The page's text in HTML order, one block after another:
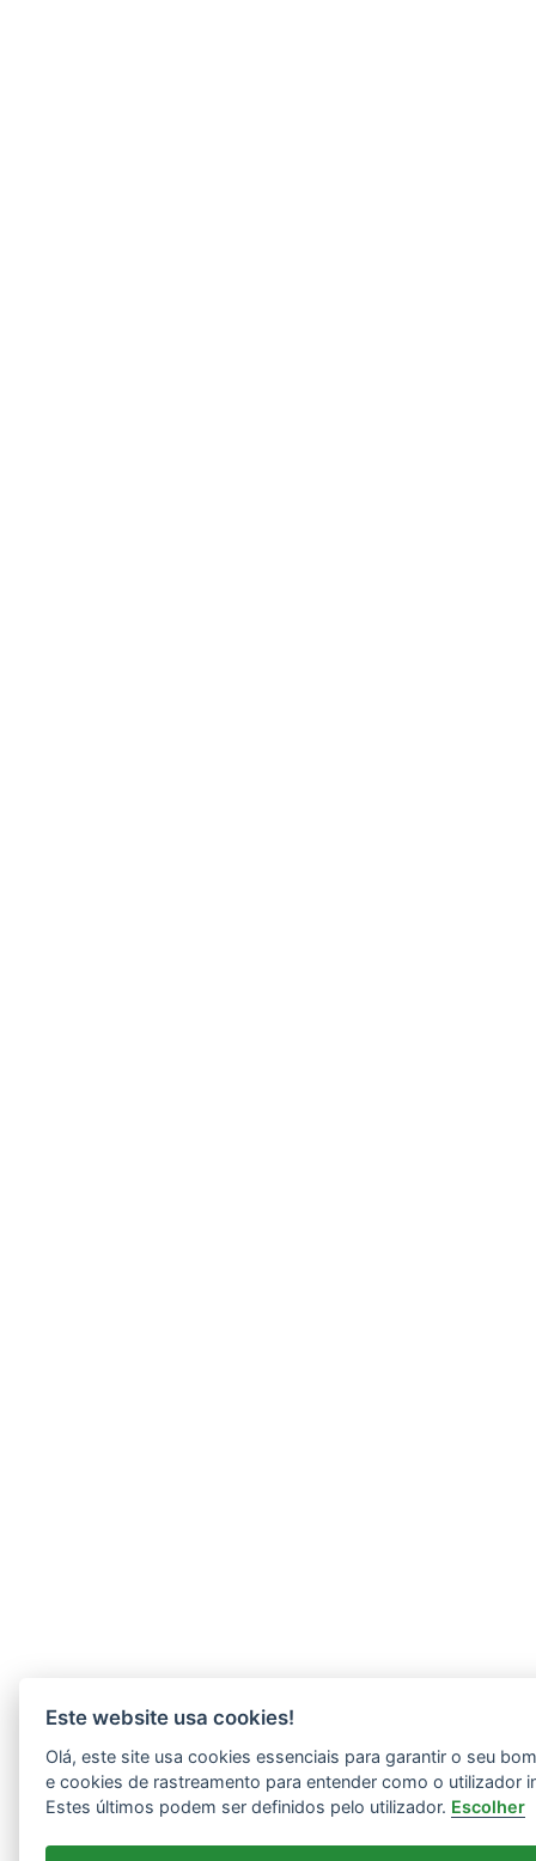
Este website usa cookies!
Olá, este site usa cookies essenciais para garantir o seu
e cookies de rastreamento para entender como o utilizador
Estes últimos podem ser definidos pelo utilizador. Escolher